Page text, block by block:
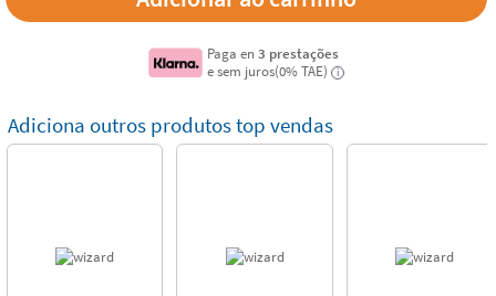
Paga en3 prestações
e sem juros(0% TAE)
i
Adiciona outros produtos top vendas